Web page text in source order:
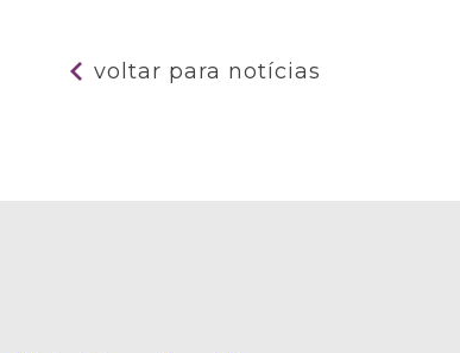
voltar para notícias